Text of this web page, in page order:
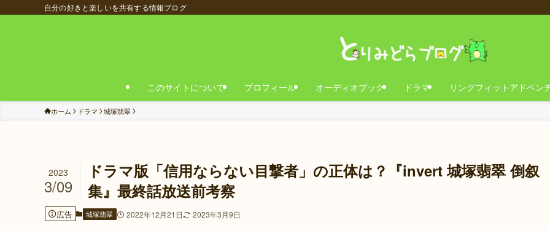
自分の好きと楽しいを共有する情報ブログ
このサイトについて プロフィール オーディオブック ドラマ リングフィットアドベン
ホーム ドラマ 城塚翡翠
ドラマ版「信用ならない目撃者」の正体は？『invert 城塚翡翠 倒叙
集』最終話放送前考察
2023
3/09
広告 城塚翡翠 2022年12月21日 2023年3月9日